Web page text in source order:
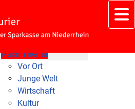
Nach Thema
Vor Ort
Junge Welt
Wirtschaft
Kultur